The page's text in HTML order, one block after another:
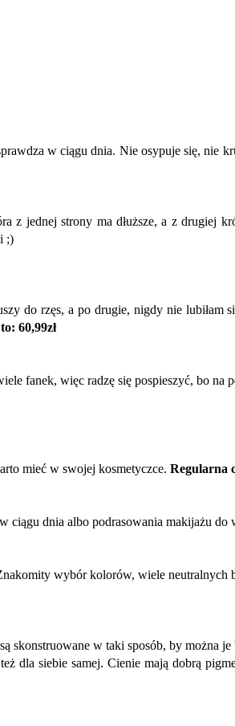
w ciągu dnia. Nie osypuje się, nie
z jednej strony ma dłuższe, a z drugiej
;)
do rzęs, a po drugie, nigdy nie lubiłam
60,99zł
fanek, więc radzę się pospieszyć, bo na
mieć w swojej kosmetyczce. Regularna
ciągu dnia albo podrasowania makijażu do
wybór kolorów, wiele neutralnych
w taki sposób, by można
dla siebie samej. Cienie mają dobrą